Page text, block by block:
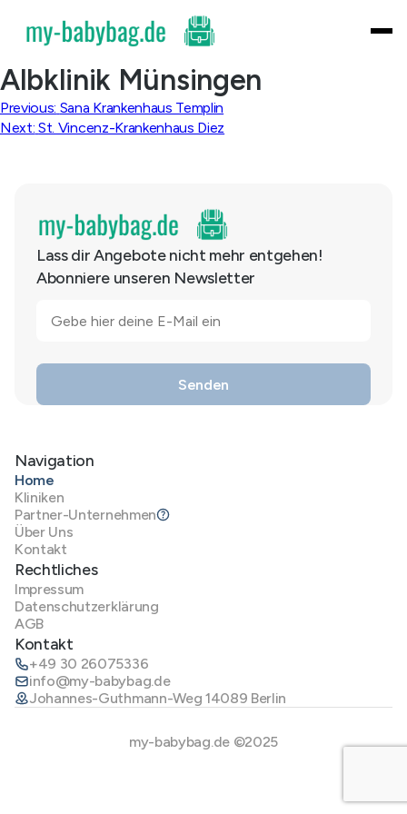
content
Albklinik Münsingen
Beitragsnavigation
Previous: Sana Krankenhaus Templin
Next: St. Vincenz-Krankenhaus Diez
Lass dir Angebote nicht mehr entgehen!
Abonniere unseren Newsletter
Navigation
Home
Kliniken
Partner-Unternehmen
Über Uns
Kontakt
Rechtliches
Impressum
Datenschutzerklärung
AGB
Kontakt
+49 30 26075336
info@my-babybag.de
Johannes-Guthmann-Weg 14089 Berlin
my-babybag.de ©2025